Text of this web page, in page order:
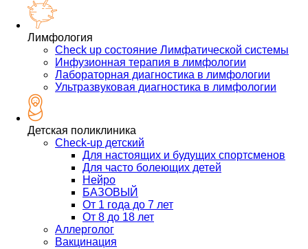
Лимфология
Check up состояние Лимфатической системы
Инфузионная терапия в лимфологии
Лабораторная диагностика в лимфологии
Ультразвуковая диагностика в лимфологии
Детская поликлиника
Check-up детский
Для настоящих и будущих спортсменов
Для часто болеющих детей
Нейро
БАЗОВЫЙ
От 1 года до 7 лет
От 8 до 18 лет
Аллерголог
Вакцинация